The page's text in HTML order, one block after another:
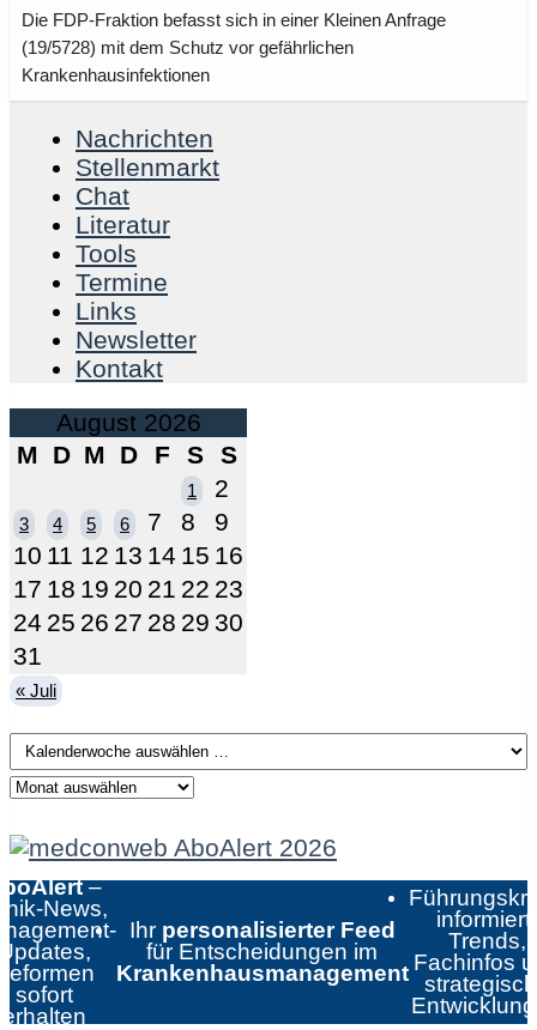
Die FDP-Fraktion befasst sich in einer Kleinen Anfrage
(19/5728) mit dem Schutz vor gefährlichen
Krankenhausinfektionen
Nachrichten
Stellenmarkt
Chat
Literatur
Tools
Termine
Links
Newsletter
Kontakt
August 2026
M
D M D F S S
1 2
3 4 5 6 7 8
9
10 11 12 13 14 15 16
17 18 19 20 21 22 23
24 25 26 27 28 29 30
31
« Juli
–
News,
sofort
erhalten
Ihr personalisierter Feed
für Entscheidungen im
Krankenhausmanagement
informiert:
Trends,
Fachinfos